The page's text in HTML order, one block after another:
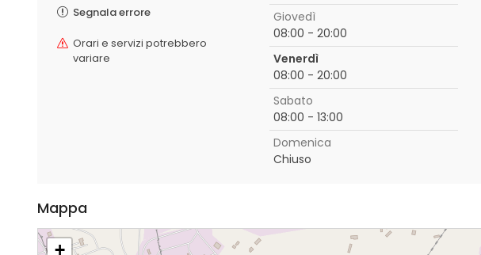
Segnala errore
Orari e servizi potrebbero
variare
Giovedì
08:00 - 20:00
Venerdì
08:00 - 20:00
Sabato
08:00 - 13:00
Domenica
Chiuso
Mappa
+